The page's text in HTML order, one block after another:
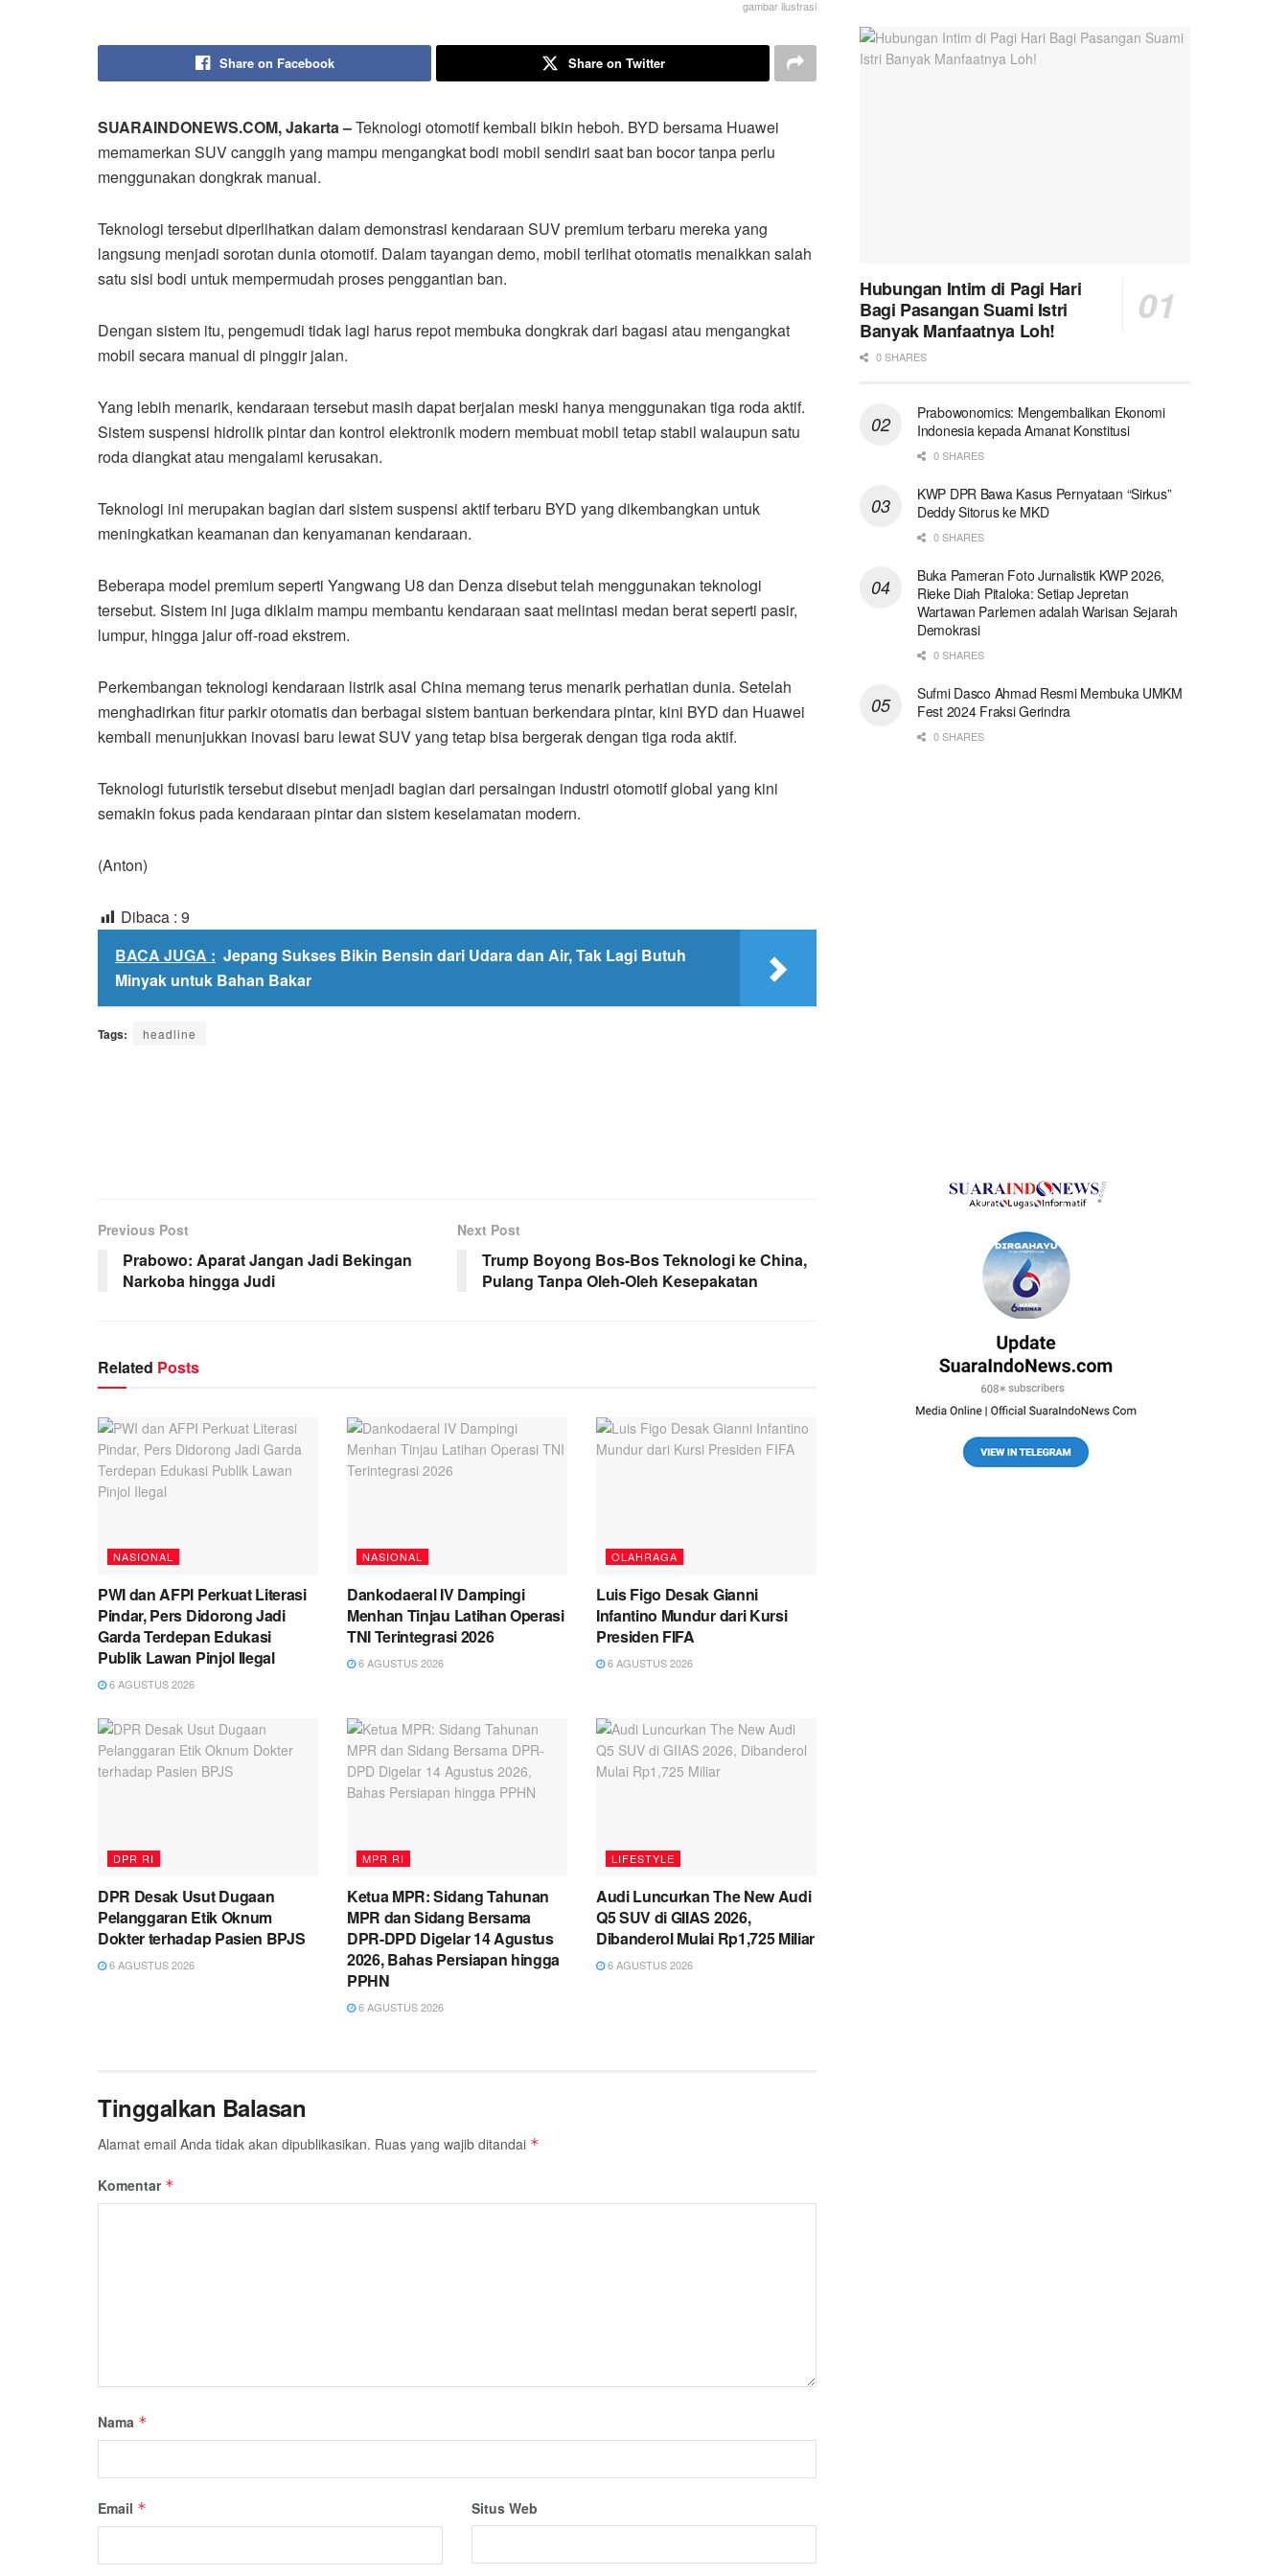
gambar ilustrasi
Share on Facebook Share on Twitter
SUARAINDONEWS.COM, Jakarta –Teknologi otomotif kembali bikin heboh. BYD bersama Huawei
memamerkan SUV canggih yang mampu mengangkat bodi mobil sendiri saat ban bocor tanpa perlu
menggunakan dongkrak manual.
Teknologi tersebut diperlihatkan dalam demonstrasi kendaraan SUV premium terbaru mereka yang
langsung menjadi sorotan dunia otomotif. Dalam tayangan demo, mobil terlihat otomatis menaikkan salah
satu sisi bodi untuk mempermudah proses penggantian ban.
Dengan sistem itu, pengemudi tidak lagi harus repot membuka dongkrak dari bagasi atau mengangkat
mobil secara manual di pinggir jalan.
Yang lebih menarik, kendaraan tersebut masih dapat berjalan meski hanya menggunakan tiga roda aktif.
Sistem suspensi hidrolik pintar dan kontrol elektronik modern membuat mobil tetap stabil walaupun satu
roda diangkat atau mengalami kerusakan.
Teknologi ini merupakan bagian dari sistem suspensi aktif terbaru BYD yang dikembangkan untuk
meningkatkan keamanan dan kenyamanan kendaraan.
Beberapa model premium seperti Yangwang U8 dan Denza disebut telah menggunakan teknologi
tersebut. Sistem ini juga diklaim mampu membantu kendaraan saat melintasi medan berat seperti pasir,
lumpur, hingga jalur off-road ekstrem.
Perkembangan teknologi kendaraan listrik asal China memang terus menarik perhatian dunia. Setelah
menghadirkan fitur parkir otomatis dan berbagai sistem bantuan berkendara pintar, kini BYD dan Huawei
kembali menunjukkan inovasi baru lewat SUV yang tetap bisa bergerak dengan tiga roda aktif.
Teknologi futuristik tersebut disebut menjadi bagian dari persaingan industri otomotif global yang kini
semakin fokus pada kendaraan pintar dan sistem keselamatan modern.
(Anton)
Dibaca : 9
BACA JUGA : Jepang Sukses Bikin Bensin dari Udara dan Air, Tak Lagi Butuh
Minyak untuk Bahan Bakar
Tags: headline
Previous Post
Prabowo: Aparat Jangan Jadi Bekingan
Narkoba hingga Judi
Next Post
Trump Boyong Bos-Bos Teknologi ke China,
Pulang Tanpa Oleh-Oleh Kesepakatan
Related Posts
NASIONAL
PWI dan AFPI Perkuat Literasi
Pindar, Pers Didorong Jadi
Garda Terdepan Edukasi
Publik Lawan Pinjol Ilegal
6 AGUSTUS 2026
NASIONAL
Dankodaeral IV Dampingi
Menhan Tinjau Latihan Operasi
TNI Terintegrasi 2026
6 AGUSTUS 2026
OLAHRAGA
Luis Figo Desak Gianni
Infantino Mundur dari Kursi
Presiden FIFA
6 AGUSTUS 2026
DPR RI
DPR Desak Usut Dugaan
Pelanggaran Etik Oknum
Dokter terhadap Pasien BPJS
6 AGUSTUS 2026
MPR RI
Ketua MPR: Sidang Tahunan
MPR dan Sidang Bersama
DPR-DPD Digelar 14 Agustus
2026, Bahas Persiapan hingga
PPHN
6 AGUSTUS 2026
LIFESTYLE
Audi Luncurkan The New Audi
Q5 SUV di GIIAS 2026,
Dibanderol Mulai Rp1,725 Miliar
6 AGUSTUS 2026
Tinggalkan Balasan
Alamat email Anda tidak akan dipublikasikan. Ruas yang wajib ditandai *
Komentar *
Nama *
Email * Situs Web
Hubungan Intim di Pagi Hari
Bagi Pasangan Suami Istri
Banyak Manfaatnya Loh!
0 SHARES
Prabowonomics: Mengembalikan Ekonomi
Indonesia kepada Amanat Konstitusi
0 SHARES
KWP DPR Bawa Kasus Pernyataan “Sirkus”
Deddy Sitorus ke MKD
0 SHARES
Buka Pameran Foto Jurnalistik KWP 2026,
Rieke Diah Pitaloka: Setiap Jepretan
Wartawan Parlemen adalah Warisan Sejarah
Demokrasi
0 SHARES
Sufmi Dasco Ahmad Resmi Membuka UMKM
Fest 2024 Fraksi Gerindra
0 SHARES